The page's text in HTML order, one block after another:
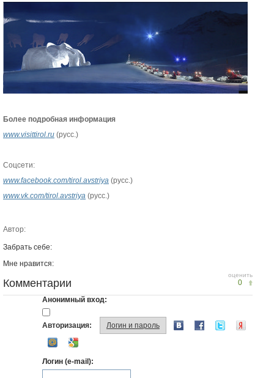
Более подробная информация
www.visittirol.ru (русс.)
Соцсети:
www.facebook.com/tirol.avstriya (русс.)
www.vk.com/tirol.avstriya (русс.)
Автор:
Забрать себе:
Мне нравится:
оценить
0
Комментарии
Анонимный вход:
Авторизация: Логин и пароль
Логин (e-mail):